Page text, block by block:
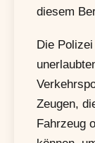
diesem
Die
Zeugen,
Fahrzeug